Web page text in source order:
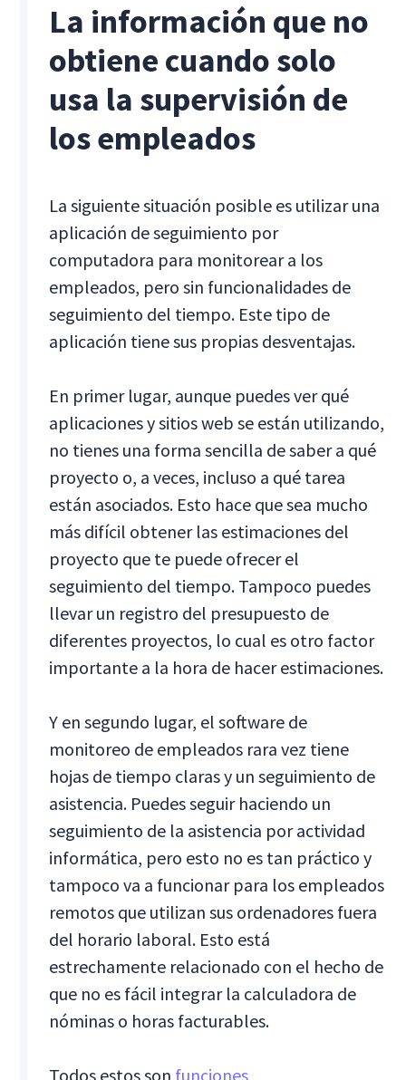
La información que no
obtiene cuando solo
usa la supervisión de
los empleados
La siguiente situación posible es utilizar una
aplicación de seguimiento por
computadora para monitorear a los
empleados, pero sin funcionalidades de
seguimiento del tiempo. Este tipo de
aplicación tiene sus propias desventajas.
En primer lugar, aunque puedes ver qué
aplicaciones y sitios web se están utilizando,
no tienes una forma sencilla de saber a qué
proyecto o, a veces, incluso a qué tarea
están asociados. Esto hace que sea mucho
más difícil obtener las estimaciones del
proyecto que te puede ofrecer el
seguimiento del tiempo. Tampoco puedes
llevar un registro del presupuesto de
diferentes proyectos, lo cual es otro factor
importante a la hora de hacer estimaciones.
Y en segundo lugar, el software de
monitoreo de empleados rara vez tiene
hojas de tiempo claras y un seguimiento de
asistencia. Puedes seguir haciendo un
seguimiento de la asistencia por actividad
informática, pero esto no es tan práctico y
tampoco va a funcionar para los empleados
remotos que utilizan sus ordenadores fuera
del horario laboral. Esto está
estrechamente relacionado con el hecho de
que no es fácil integrar la calculadora de
nóminas o horas facturables.
Todos estos son funciones